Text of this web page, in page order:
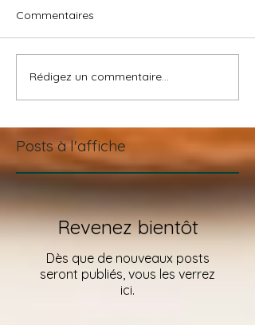
Rituels Massages :
Spécial Noël 2024
Commentaires
Rédigez un commentaire...
Posts à l'affiche
Revenez bientôt
Dès que de nouveaux posts
seront publiés, vous les verrez
ici.